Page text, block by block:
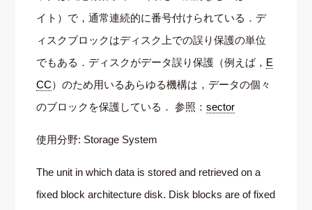
イト）で，通常連続的に番号付けられている．デ
ィスクブロックはディスク上での誤り保護の単位
でもある．ディスクがデータ誤り保護（例えば， E
CC）のため用いるあらゆる機構は，データの個々
のブロックを保護している． 参照：sector
使用分野: Storage System
The unit in which data is stored and retrieved on a
fixed block architecture disk. Disk blocks are of fixed